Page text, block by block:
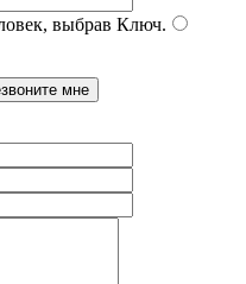
выбрав Ключ.